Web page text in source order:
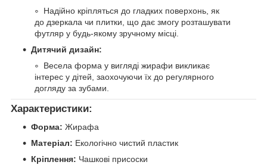
Надійно кріпляться до гладких поверхонь, як
до дзеркала чи плитки, що дає змогу розташувати
футляр у будь-якому зручному місці.
Дитячий дизайн:
Весела форма у вигляді жирафи викликає
інтерес у дітей, заохочуючи їх до регулярного
догляду за зубами.
Характеристики:
Форма: Жирафа
Матеріал: Екологічно чистий пластик
Кріплення: Чашкові присоски